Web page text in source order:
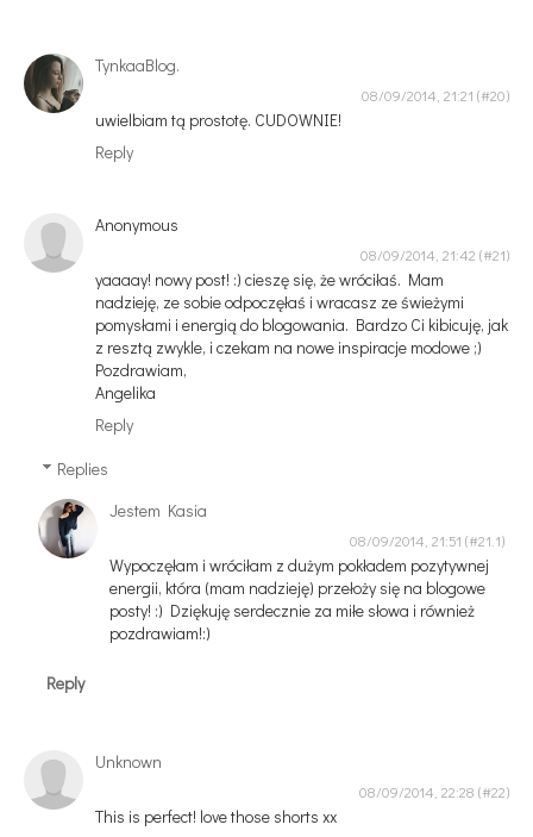
TynkaaBlog.
08/09/2014, 21:21
uwielbiam tą prostotę. CUDOWNIE!
Reply
Anonymous
08/09/2014, 21:42
yaaaay! nowy post! :) cieszę się, że wróciłaś. Mam
nadzieję, ze sobie odpoczęłaś i wracasz ze świeżymi
pomysłami i energią do blogowania. Bardzo Ci kibicuję, jak
z resztą zwykle, i czekam na nowe inspiracje modowe ;)
Pozdrawiam,
Angelika
Reply
Replies
Jestem Kasia
08/09/2014, 21:51
Wypoczęłam i wróciłam z dużym pokładem pozytywnej
energii, która (mam nadzieję) przełoży się na blogowe
posty! :) Dziękuję serdecznie za miłe słowa i również
pozdrawiam!:)
Reply
Unknown
08/09/2014, 22:28
This is perfect! love those shorts xx